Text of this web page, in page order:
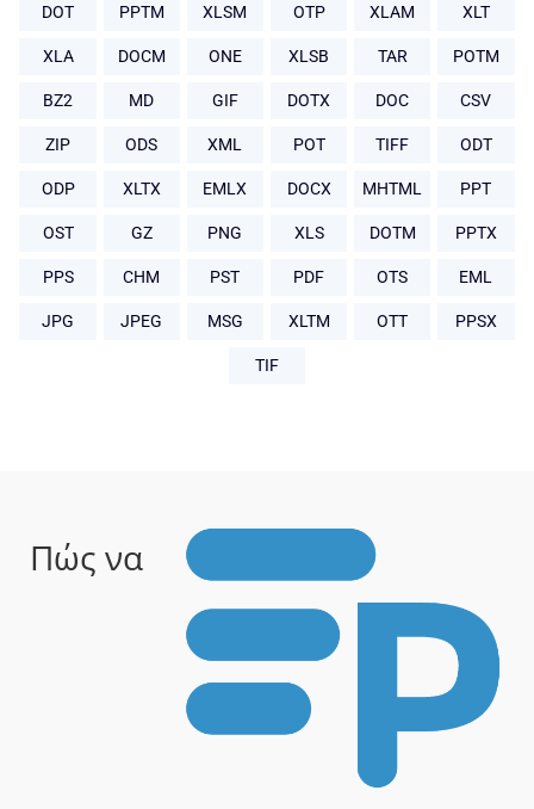
DOT PPTM XLSM OTP XLAM XLT
XLA DOCM ONE XLSB TAR POTM
BZ2 MD GIF DOTX DOC CSV
ZIP ODS XML POT TIFF ODT
ODP XLTX EMLX DOCX MHTML PPT
OST GZ PNG XLS DOTM PPTX
PPS CHM PST PDF OTS EML
JPG JPEG MSG XLTM OTT PPSX
TIF
Πώς να